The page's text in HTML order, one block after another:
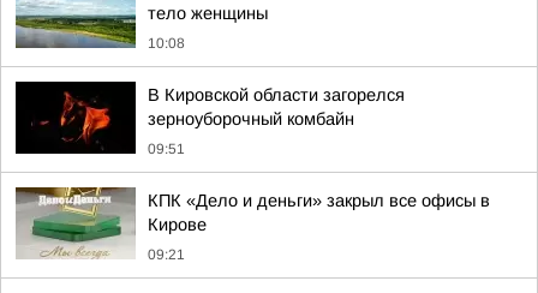
тело женщины
10:08
В Кировской области загорелся
зерноуборочный комбайн
09:51
КПК «Дело и деньги» закрыл все офисы в
Кирове
09:21